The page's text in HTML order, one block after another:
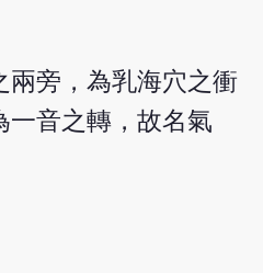
兩旁，為乳海穴之衝
一音之轉，故名氣